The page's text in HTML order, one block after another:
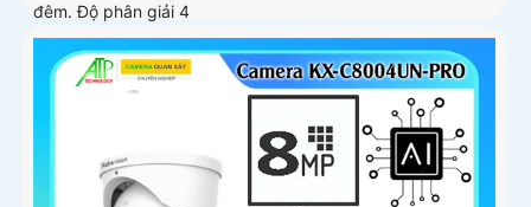
đêm. Độ phân giải 4